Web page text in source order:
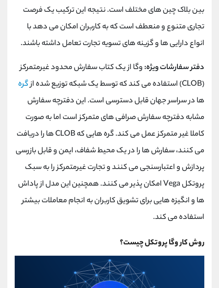
بین بلاک چین های مختلف است. نتیجه این ترکیب یک فرصت
تجاری متنوع و منعطف است که به کاربران امکان می دهد با
انواع دارایی ها و گزینه های تسویه تجارت تعامل داشته باشند.
دفتر سفارشات ویژه: وگا از یک کتاب سفارش محدود غیرمتمرکز
(CLOB) استفاده می کند که توسط یک شبکه توزیع شده از
گره
ها در سراسر جهان قابل دسترسی است. این دفترچه سفارش
مشابه دفترچه سفارش صرافی های متمرکز است اما به صورت
کاملا غیر متمرکز عمل می کند. گره هایی که CLOB ها را دریافت
می کنند، سفارش ها را در یک محیط شفاف، ایمن و قابل بازرسی
پردازش و اعتبارسنجی می کنند و تجارت غیرمتمرکز را به سبک
پروتکل Vega امکان پذیر می کنند. همچنین این مدل از پاداش
ها و انگیزه هایی برای تشویق کاربران به انجام معاملات بیشتر
استفاده می کند.
روش کار وگا پروتکل چیست؟